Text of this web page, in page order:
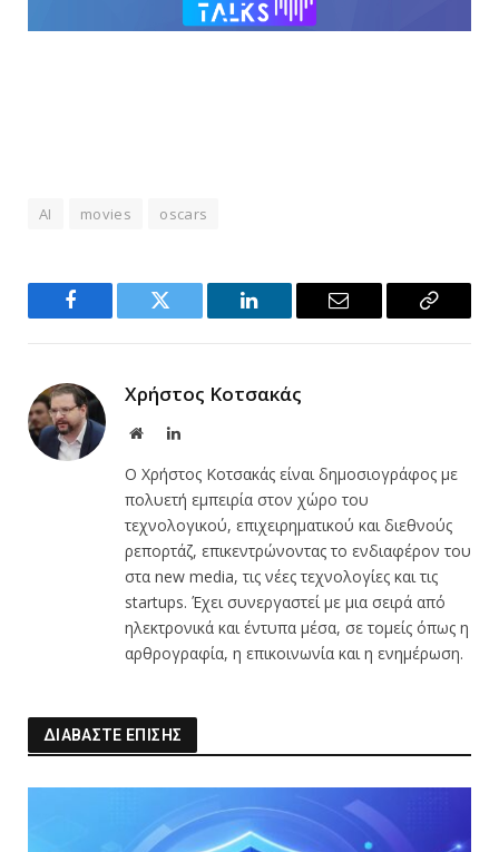
AI movies oscars
Facebook Twitter LinkedIn Email
Copy
Χρήστος Κοτσακάς
WebsiteLinkedIn
Ο Χρήστος Κοτσακάς είναι δημοσιογράφος με
πολυετή εμπειρία στον χώρο του
τεχνολογικού, επιχειρηματικού και διεθνούς
ρεπορτάζ, επικεντρώνοντας το ενδιαφέρον του
στα new media, τις νέες τεχνολογίες και τις
startups. Έχει συνεργαστεί με μια σειρά από
ηλεκτρονικά και έντυπα μέσα, σε τομείς όπως η
αρθρογραφία, η επικοινωνία και η ενημέρωση.
ΔΙΑΒΑΣΤΕ ΕΠΙΣΗΣ